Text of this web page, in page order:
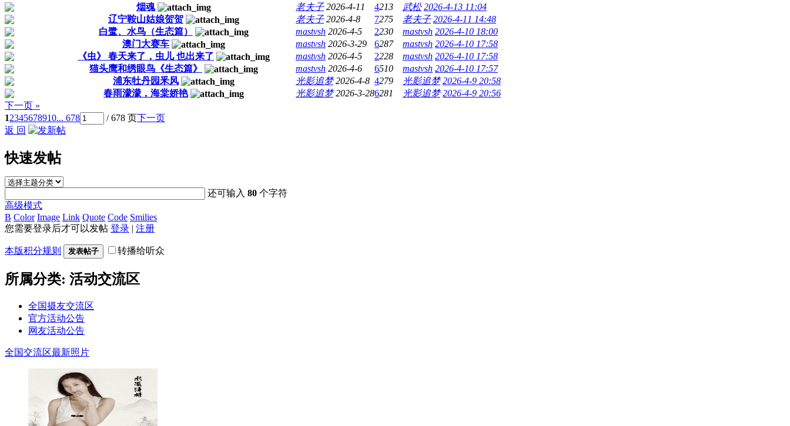
烟魂
老夫子 2026-4-11 4213 武松 2026-4-13 11:04
辽宁鞍山姑娘贺贺
老夫子 2026-4-8 7275 老夫子 2026-4-11 14:48
白鹭、水鸟（生态篇）
mastvsh 2026-4-5 2230 mastvsh 2026-4-10 18:00
澳门大赛车
mastvsh 2026-3-29 6287 mastvsh 2026-4-10 17:58
《虫》 春天来了，虫儿 也出来了
mastvsh 2026-4-5 2228 mastvsh 2026-4-10 17:58
猫头鹰和绣眼鸟《生态篇》
mastvsh 2026-4-6 6510 mastvsh 2026-4-10 17:57
浦东牡丹园釆风
光影追梦 2026-4-8 4279 光影追梦 2026-4-9 20:58
春雨濛濛，海棠娇艳
光影追梦 2026-3-286281 光影追梦 2026-4-9 20:56
下一页 »
12345678910... 678 / 678 页下一页
返 回
快速发帖
还可输入80 个字符
高级模式
B Color Image Link Quote Code Smilies
您需要登录后才可以发帖 登录 | 注册
本版积分规则 发表帖子 转播给听众
所属分类: 活动交流区
全国摄友交流区
官方活动公告
网友活动公告
全国交流区最新照片